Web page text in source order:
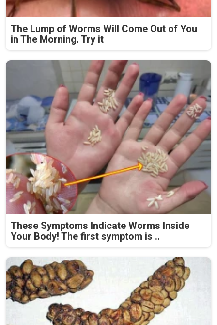
The Lump of Worms Will Come Out of You
in The Morning. Try it
These Symptoms Indicate Worms Inside
Your Body! The first symptom is ..